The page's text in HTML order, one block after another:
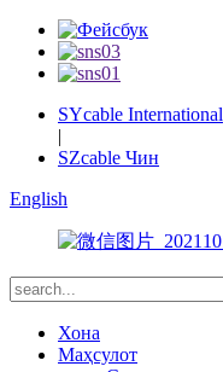
SYcable International
|
SZcable Чин
English
Хона
Маҳсулот